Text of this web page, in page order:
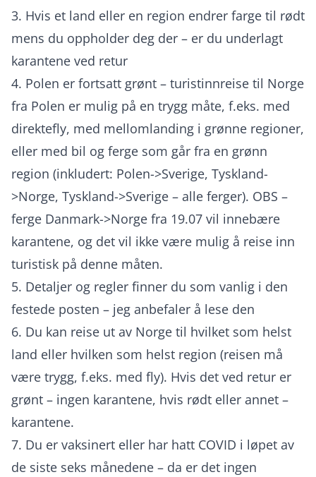
3. Hvis et land eller en region endrer farge til rødt
mens du oppholder deg der – er du underlagt
karantene ved retur
4. Polen er fortsatt grønt – turistinnreise til Norge
fra Polen er mulig på en trygg måte, f.eks. med
direktefly, med mellomlanding i grønne regioner,
eller med bil og ferge som går fra en grønn
region (inkludert: Polen->Sverige, Tyskland-
>Norge, Tyskland->Sverige – alle ferger). OBS –
ferge Danmark->Norge fra 19.07 vil innebære
karantene, og det vil ikke være mulig å reise inn
turistisk på denne måten.
5. Detaljer og regler finner du som vanlig i den
festede posten – jeg anbefaler å lese den
6. Du kan reise ut av Norge til hvilket som helst
land eller hvilken som helst region (reisen må
være trygg, f.eks. med fly). Hvis det ved retur er
grønt – ingen karantene, hvis rødt eller annet –
karantene.
7. Du er vaksinert eller har hatt COVID i løpet av
de siste seks månedene – da er det ingen